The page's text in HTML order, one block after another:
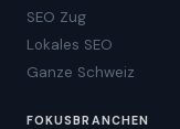
SEO Zug
Lokales SEO
Ganze Schweiz
FOKUSBRANCHEN